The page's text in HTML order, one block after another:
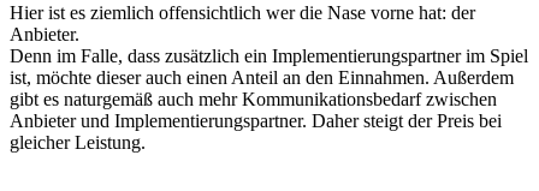
Hier ist es ziemlich offensichtlich wer die Nase vorne hat: der
Anbieter.
Denn im Falle, dass zusätzlich ein Implementierungspartner im Spiel
ist, möchte dieser auch einen Anteil an den Einnahmen. Außerdem
gibt es naturgemäß auch mehr Kommunikationsbedarf zwischen
Anbieter und Implementierungspartner. Daher steigt der Preis bei
gleicher Leistung.